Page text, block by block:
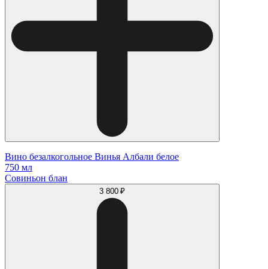
Вино безалкогольное Винья Албали белое
750 мл
Совиньон блан
3 800 ₽